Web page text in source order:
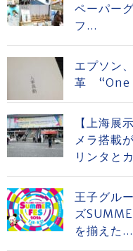
ペーパー
フ...
エプソン
革 “One
【上海
メラ搭載
リンタと
王子グル
ズ
を揃えた...